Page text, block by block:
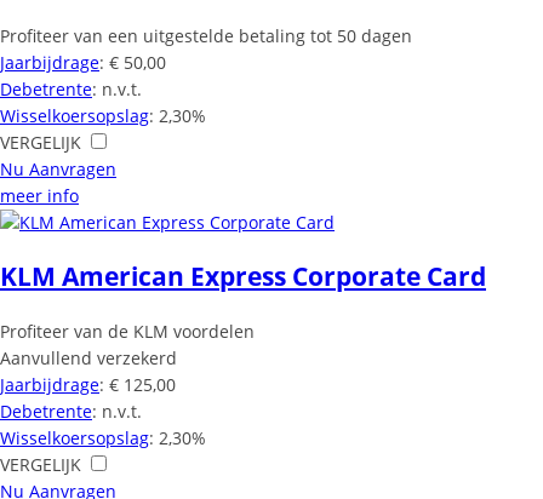
Profiteer van een uitgestelde betaling tot 50 dagen
Jaarbijdrage: € 50,00
Debetrente: n.v.t.
Wisselkoersopslag: 2,30%
VERGELIJK
Nu Aanvragen
meer info
KLM American Express Corporate Card
Profiteer van de KLM voordelen
Aanvullend verzekerd
Jaarbijdrage: € 125,00
Debetrente: n.v.t.
Wisselkoersopslag: 2,30%
VERGELIJK
Nu Aanvragen